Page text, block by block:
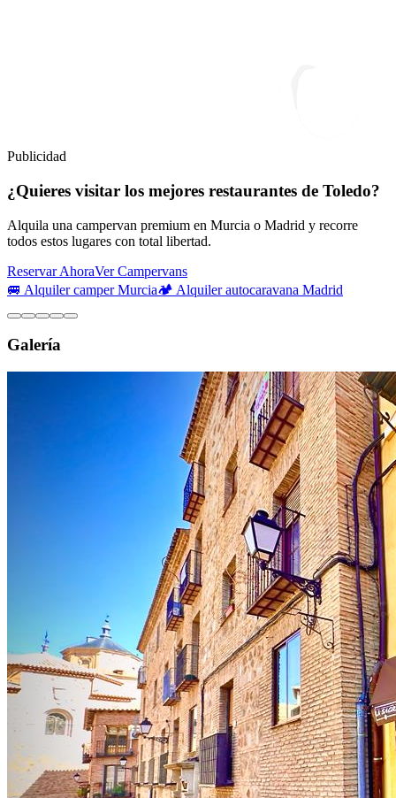
Publicidad
¿Quieres visitar los mejores restaurantes de Toledo?
Alquila una campervan premium en Murcia o Madrid y recorre
todos estos lugares con total libertad.
Reservar AhoraVer Campervans
🚐 Alquiler camper Murcia🏕️ Alquiler autocaravana Madrid
Galería